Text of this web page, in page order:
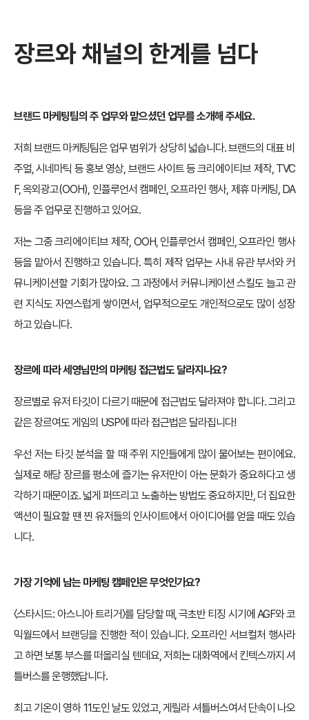
장르와 채널의 한계를 넘다
브랜드 마케팅팀의 주 업무와 맡으셨던 업무를 소개해 주세요.
저희 브랜드 마케팅팀은 업무 범위가 상당히 넓습니다. 브랜드의 대표 비
주얼, 시네마틱 등 홍보 영상, 브랜드 사이트 등 크리에이티브 제작, TVC
F, 옥외광고(OOH), 인플루언서 캠페인, 오프라인 행사, 제휴 마케팅, DA
등을 주 업무로 진행하고 있어요.
저는 그중 크리에이티브 제작, OOH, 인플루언서 캠페인, 오프라인 행사
등을 맡아서 진행하고 있습니다. 특히 제작 업무는 사내 유관 부서와 커
뮤니케이션할 기회가 많아요. 그 과정에서 커뮤니케이션 스킬도 늘고 관
련 지식도 자연스럽게 쌓이면서, 업무적으로도 개인적으로도 많이 성장
하고 있습니다.
장르에 따라 세영님만의 마케팅 접근법도 달라지나요?
장르별로 유저 타깃이 다르기 때문에 접근법도 달라져야 합니다. 그리고
같은 장르여도 게임의 USP에 따라 접근법은 달라집니다!
우선 저는 타깃 분석을 할 때 주위 지인들에게 많이 물어보는 편이에요.
실제로 해당 장르를 평소에 즐기는 유저만이 아는 문화가 중요하다고 생
각하기 때문이죠. 넓게 퍼뜨리고 노출하는 방법도 중요하지만, 더 집요한
액션이 필요할 땐 찐 유저들의 인사이트에서 아이디어를 얻을 때도 있습
니다.
가장 기억에 남는 마케팅 캠페인은 무엇인가요?
〈스타시드: 아스니아 트리거〉를 담당할 때, 극초반 티징 시기에 AGF와 코
믹월드에서 브랜딩을 진행한 적이 있습니다. 오프라인 서브컬처 행사라
고 하면 보통 부스를 떠올리실 텐데요, 저희는 대화역에서 킨텍스까지 셔
틀버스를 운행했답니다.
최고 기온이 영하 11도인 날도 있었고, 게릴라 셔틀버스여서 단속이 나오